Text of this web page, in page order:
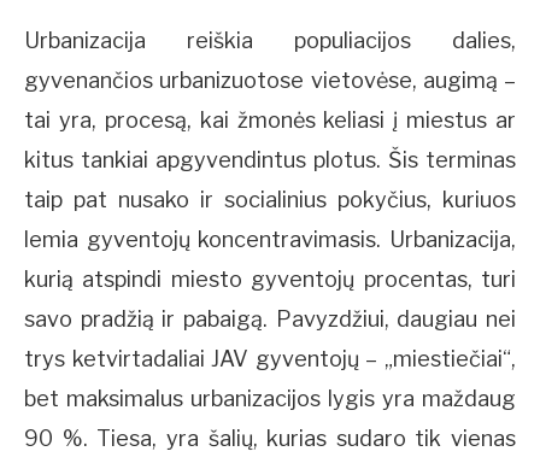
Urbanizacija reiškia populiacijos dalies,
gyvenančios urbanizuotose vietovėse, augimą –
tai yra, procesą, kai žmonės keliasi į miestus ar
kitus tankiai apgyvendintus plotus. Šis terminas
taip pat nusako ir socialinius pokyčius, kuriuos
lemia gyventojų koncentravimasis. Urbanizacija,
kurią atspindi miesto gyventojų procentas, turi
savo pradžią ir pabaigą. Pavyzdžiui, daugiau nei
trys ketvirtadaliai JAV gyventojų – „miestiečiai“,
bet maksimalus urbanizacijos lygis yra maždaug
90 %. Tiesa, yra šalių, kurias sudaro tik vienas